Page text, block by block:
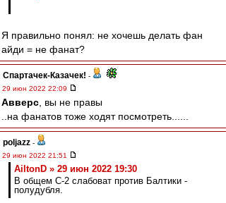
Я правильно понял: не хочешь делать фан
айди = не фанат?
Спартачек-Казачек! -
29 июн 2022 22:09
Авверс , вы не правы
..на фанатов тоже ходят посмотреть......
poljazz -
29 июн 2022 21:51
AiltonD » 29 июн 2022 19:30
В общем С-2 слабоват против Балтики -
полудубля.